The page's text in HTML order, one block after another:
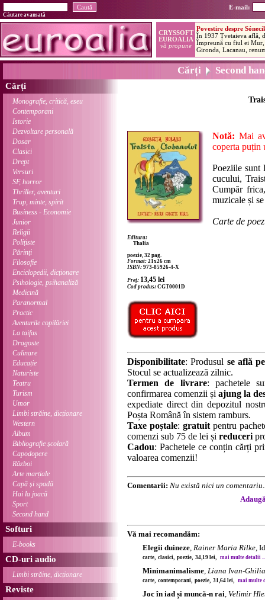
E-mail:
Căutare avansată
Cărți Second
Cărți
Monografie, critică, eseu
Contemporani
Istorie
Dezvoltare personală
Dosar
Clasici
Drept
Versuri
SF, horror
Thriller, aventuri
Trup, minte, spirit
Business - Economie
Junior
Religii
Polițiste
Părinți
Filosofie
Enciclopedii, dicționare
Psihologie, psihanaliză
Medicină
Paranormal
Practic
Aventurile copilăriei
La taifas
Dragoste
Culinare
Educație
Naturiste
Teatru
Turism
Umor
Limbi străine, dicționare
Western
Album
Bibliografie școlară
Capodopere
Război
Arte marțiale
Capă și spadă
Hai la joacă
Sport
Second hand
Softuri
E-books
CD-uri audio
Limbi străine, dicționare
Reviste
Editura:
Thalia
poezie, 32 pag.
Format: 21x26 cm
ISBN: 973-85926-4-X
Preț: 13,45 lei
Cod produs: CGT0001D
Notă: Mai
coperta puțin
Poeziile sunt
cucului,
Cumpăr
muzicale și
Carte de
Disponibilitate: Produsul se află
Stocul se actualizează zilnic.
Termen de livrare: pachetele
confirmarea comenzii șiajung la
expediate direct din depozitul
Poșta Română în sistem ramburs.
Taxe poștale: gratuitpentru
comenzi sub 75 de lei și reduceri
Cadou: Pachetele ce conțin cărți
valoarea comenzii!
Comentarii: Nu există nici un
Vă mai recomandăm:
Elegii duineze, Rainer Maria Rilke,
carte, clasici, poezie, 34,19 lei, mai multe detalii ...
Minimanimalisme, Liana Ivan-Ghilia
carte, contemporani, poezie, 31,64 lei, mai multe
Joc în iad și muncă-n rai, Velimir